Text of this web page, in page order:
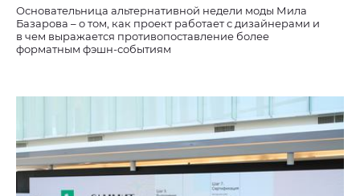
Основательница альтернативной недели моды Мила
Базарова – о том, как проект работает с дизайнерами и
в чем выражается противопоставление более
форматным фэшн-событиям